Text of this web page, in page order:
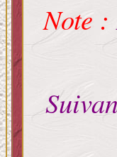
Note :